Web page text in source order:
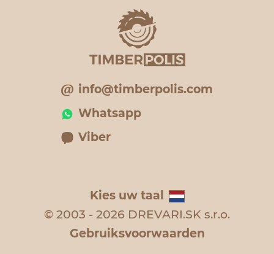
info@timberpolis.com
Whatsapp
Viber
Kies uw taal
© 2003 - 2026 DREVARI.SK s.r.o.
Gebruiksvoorwaarden